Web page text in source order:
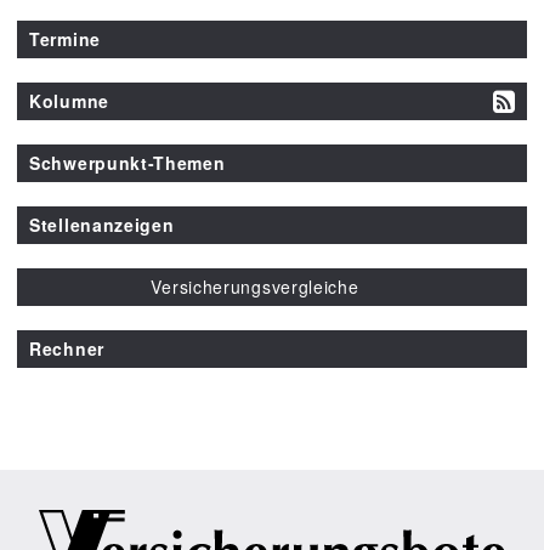
Termine
Kolumne
Schwerpunkt-Themen
Stellenanzeigen
Versicherungsvergleiche
Rechner